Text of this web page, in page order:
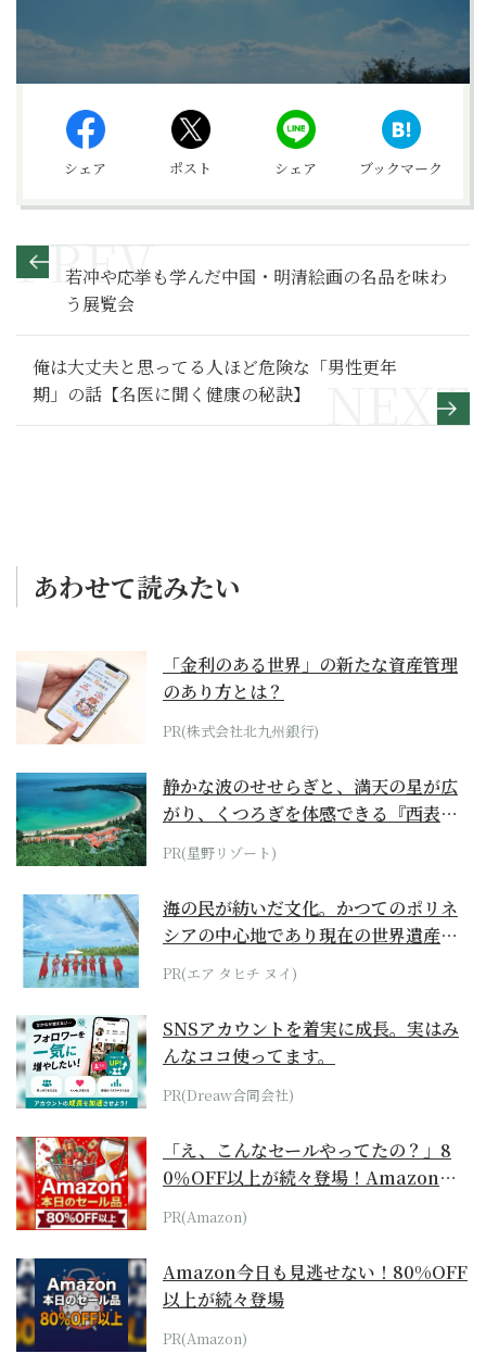
シェア ポスト シェア ブックマーク
若冲や応挙も学んだ中国・明清絵画の名品を味わ
う展覧会
俺は大丈夫と思ってる人ほど危険な「男性更年
期」の話【名医に聞く健康の秘訣】
あわせて読みたい
「金利のある世界」の新たな資産管理
のあり方とは？
PR(株式会社北九州銀行)
静かな波のせせらぎと、満天の星が広
がり、くつろぎを体感できる『西表島
ホテル by...
PR(星野リゾート)
海の民が紡いだ文化。かつてのポリネ
シアの中心地であり現在の世界遺産か
らみえてくる...
PR(エア タヒチ ヌイ)
SNSアカウントを着実に成長。実はみ
んなココ使ってます。
PR(Dreaw合同会社)
「え、こんなセールやってたの？」8
0％OFF以上が続々登場！Amazonの
本気が...
PR(Amazon)
Amazon今日も見逃せない！80%OFF
以上が続々登場
PR(Amazon)